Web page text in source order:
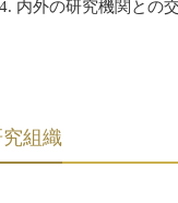
内外の研究機関との
組織